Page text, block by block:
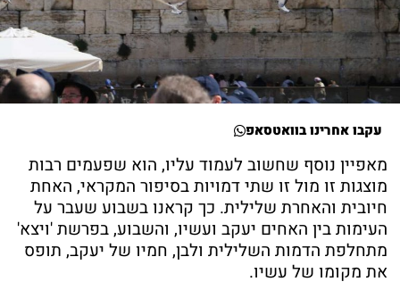
עקבו אחרינו בוואטסאפ
מאפיין נוסף שחשוב לעמוד עליו, הוא שפעמים רבות
מוצגות זו מול זו שתי דמויות בסיפור המקראי, האחת
חיובית והאחרת שלילית. כך קראנו בשבוע שעבר על
העימות בין האחים יעקב ועשיו, והשבוע, בפרשת 'ויצא'
מתחלפת הדמות השלילית ולבן, חמיו של יעקב, תופס
את מקומו של עשיו.